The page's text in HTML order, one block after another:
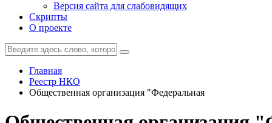
Версия сайта для слабовидящих
Скрипты
О проекте
Главная
Реестр НКО
Общественная организация "Федеральная